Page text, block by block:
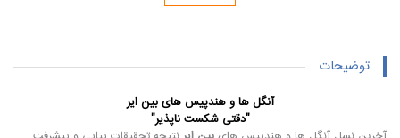
توضیحات
آنگل ها و هندپیس های بین ایر
"دقتی شکست ناپذیر"